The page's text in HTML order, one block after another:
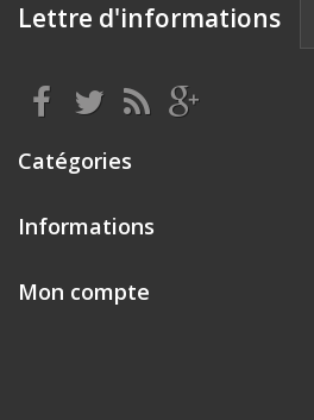
Lettre d'informations
Catégories
Informations
Mon compte